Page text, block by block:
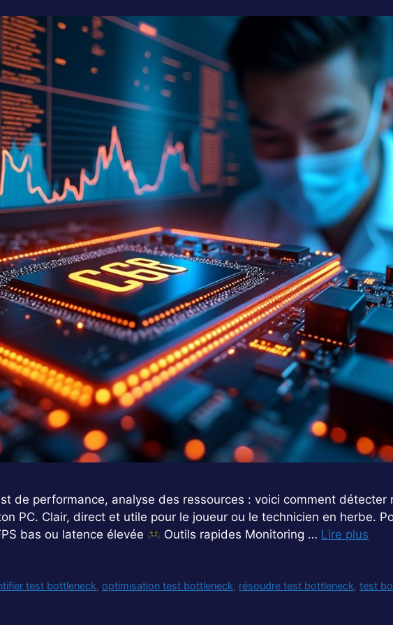
de performance, analyse des ressources : voici comment
PC. Clair, direct et utile pour le joueur ou le technicien en herbe.
bas ou latence élevée
Outils rapides Monitoring … Lire plus
test bottleneck,optimisation test bottleneck, résoudre test bottleneck,test